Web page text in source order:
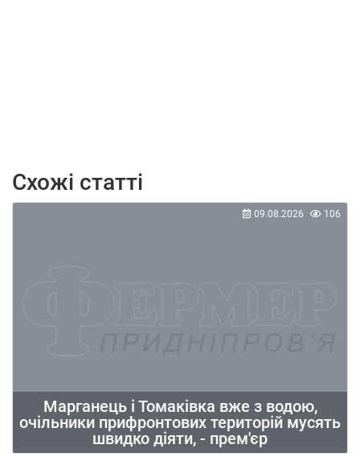
Схожі статті
Марганець і Томаківка вже з водою,
очільники прифронтових територій мусять
швидко діяти, - прем'єр
09.08.2026 106